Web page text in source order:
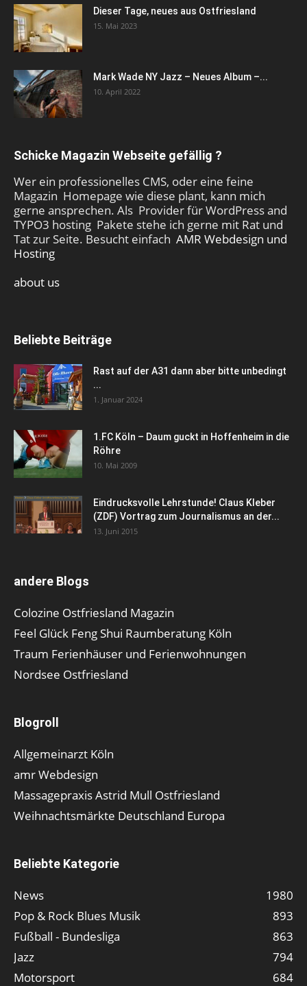
Dieser Tage, neues aus Ostfriesland
15. Mai 2023
Mark Wade NY Jazz – Neues Album –...
10. April 2022
Schicke Magazin Webseite gefällig ?
Wer ein professionelles CMS, oder eine feine
Magazin Homepage wie diese plant, kann mich
gerne ansprechen. Als Provider für WordPress and
TYPO3 hosting Pakete stehe ich gerne mit Rat und
Tat zur Seite. Besucht einfach AMR Webdesign und
Hosting
about us
Beliebte Beiträge
Rast auf der A31 dann aber bitte unbedingt
...
1. Januar 2024
1.FC Köln – Daum guckt in Hoffenheim in die
Röhre
10. Mai 2009
Eindrucksvolle Lehrstunde! Claus Kleber
(ZDF) Vortrag zum Journalismus an der...
13. Juni 2015
andere Blogs
Colozine Ostfriesland Magazin
Feel Glück Feng Shui Raumberatung Köln
Traum Ferienhäuser und Ferienwohnungen
Nordsee Ostfriesland
Blogroll
Allgemeinarzt Köln
amr Webdesign
Massagepraxis Astrid Mull Ostfriesland
Weihnachtsmärkte Deutschland Europa
Beliebte Kategorie
News
1980
Pop & Rock Blues Musik
893
Fußball - Bundesliga
863
Jazz
794
Motorsport
684